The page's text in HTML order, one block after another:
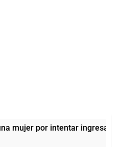
mujer por intentar ingresar